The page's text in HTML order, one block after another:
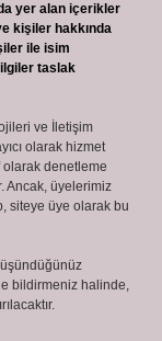
yer alan içerikler
kişiler hakkında
ile isim
taslak
ve İletişim
olarak hizmet
denetleme
Ancak, üyelerimiz
siteye üye olarak bu
bildirmeniz halinde,